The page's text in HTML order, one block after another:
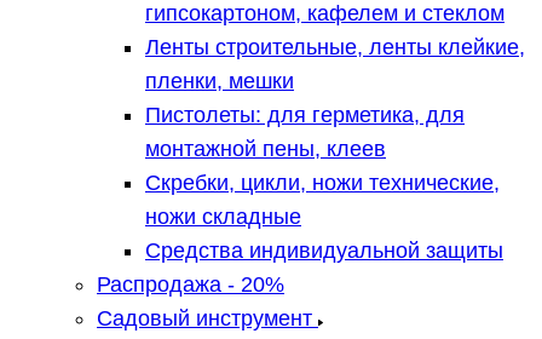
гипсокартоном, кафелем и стеклом
Ленты строительные, ленты клейкие,
пленки, мешки
Пистолеты: для герметика, для
монтажной пены, клеев
Скребки, цикли, ножи технические,
ножи складные
Средства индивидуальной защиты
Распродажа - 20%
Садовый инструмент